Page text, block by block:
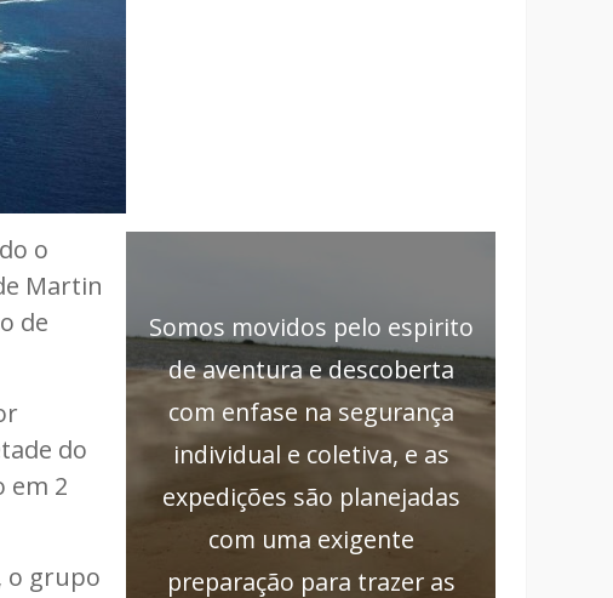
Somos movidos pelo espirito
de aventura e descoberta
com enfase na segurança
individual e coletiva, e as
expedições são planejadas
com uma exigente
preparação para trazer as
o
Martin
de
do
em 2
o grupo